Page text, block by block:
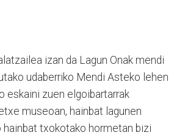
izan da Lagun Onak mendi
udaberriko Mendi Asteko lehen
eskaini zuen elgoibartarrak
museoan, hainbat lagunen
hainbat txokotako hormetan bizi